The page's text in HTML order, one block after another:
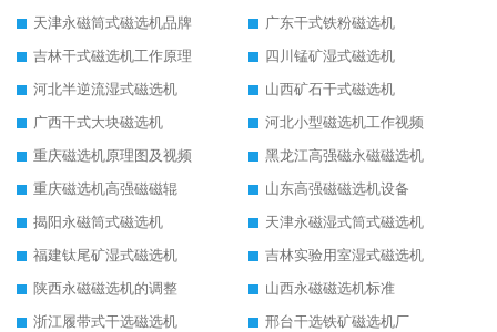
天津永磁筒式磁选机品牌
广东干式铁粉磁选机
吉林干式磁选机工作原理
四川锰矿湿式磁选机
河北半逆流湿式磁选机
山西矿石干式磁选机
广西干式大块磁选机
河北小型磁选机工作视频
重庆磁选机原理图及视频
黑龙江高强磁永磁磁选机
重庆磁选机高强磁磁辊
山东高强磁磁选机设备
揭阳永磁筒式磁选机
天津永磁湿式筒式磁选机
福建钛尾矿湿式磁选机
吉林实验用室湿式磁选机
陕西永磁磁选机的调整
山西永磁磁选机标准
浙江履带式干选磁选机
邢台干选铁矿磁选机厂